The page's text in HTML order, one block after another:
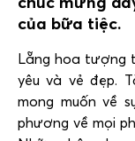
của bữa tiệc.
Lẵng hoa tượng
yêu và vẻ đẹp.
mong muốn về
phương về mọi